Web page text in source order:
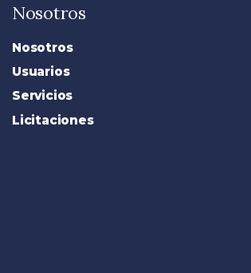
Nosotros
Nosotros
Usuarios
Servicios
Licitaciones